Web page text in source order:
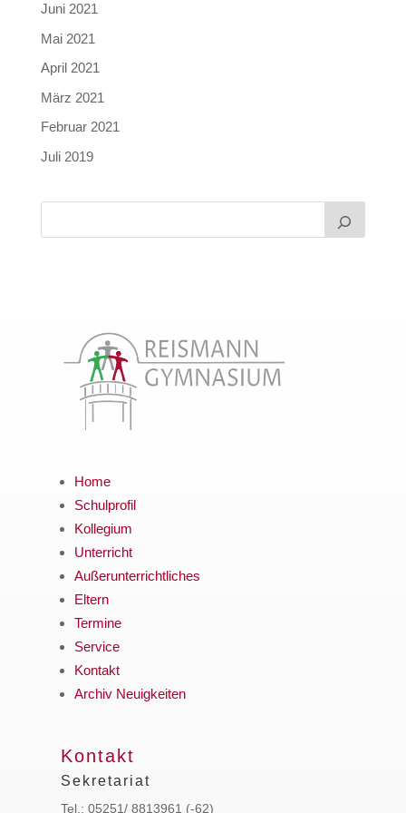
Juni 2021
Mai 2021
April 2021
März 2021
Februar 2021
Juli 2019
Home
Schulprofil
Kollegium
Unterricht
Außerunterrichtliches
Eltern
Termine
Service
Kontakt
Archiv Neuigkeiten
Kontakt
Sekretariat
Tel.: 05251/ 8813961 (-62)